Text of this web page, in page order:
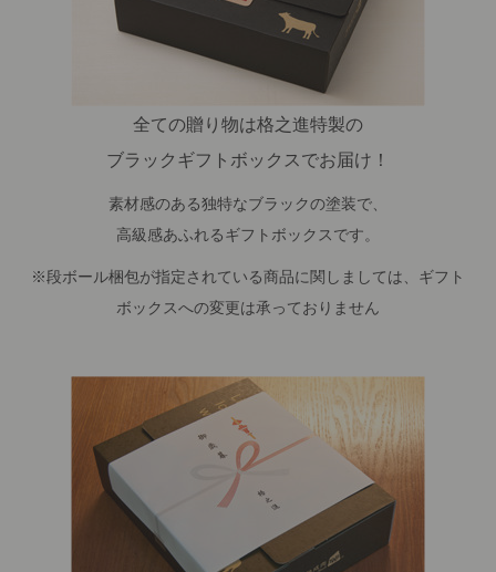
全ての贈り物は格之進特製の
ブラックギフトボックスでお届け！
素材感のある独特なブラックの塗装で、
高級感あふれるギフトボックスです。
※段ボール梱包が指定されている商品に関しましては、ギフト
ボックスへの変更は承っておりません